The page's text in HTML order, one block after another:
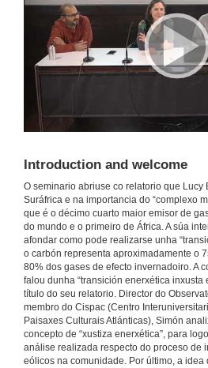
Introduction and welcome
O seminario abriuse co relatorio que Lucy
Suráfrica e na importancia do “complexo
que é o décimo cuarto maior emisor de
do mundo e o primeiro de África. A súa
afondar como pode realizarse unha
o carbón representa aproximadamente o
80% dos gases de efecto invernadoiro. A
falou dunha “transición enerxética inxusta
título do seu relatorio. Director do
membro do Cispac (Centro
Paisaxes Culturais Atlánticas), Simón
concepto de “xustiza enerxética”, para
análise realizada respecto do proceso de
eólicos na comunidade. Por último, a idea